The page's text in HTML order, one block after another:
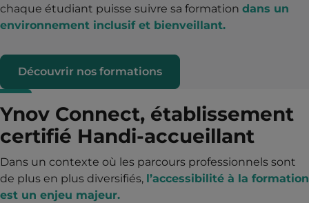
chaque étudiant puisse suivre sa formation dans un
environnement inclusif et bienveillant.
Découvrir nos formations
Ynov Connect, établissement
certifié Handi-accueillant
Dans un contexte où les parcours professionnels sont
de plus en plus diversifiés, l’accessibilité à la formation
est un enjeu majeur.